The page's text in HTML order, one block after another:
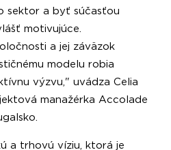
sektor a byť súčasťou
motivujúce.
a jej záväzok
modelu robia
výzvu," uvádza Celia
manažérka Accolade
a trhovú víziu, ktorá je